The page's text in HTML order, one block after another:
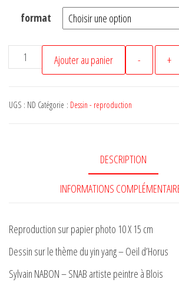
format
-
quantité
de
-
+
Ajouter au panier
UGS : ND Catégorie : Dessin - reproduction
DESCRIPTION
INFORMATIONS
Reproduction sur papier photo 10 X 15 cm
Dessin sur le thème du yin yang – Oeil d’Horus
Sylvain NABON – SNAB artiste peintre à Blois